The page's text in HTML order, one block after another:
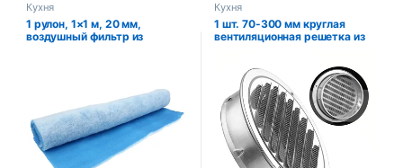
Кухня
1 рулон, 1×1 м, 20 мм,
воздушный фильтр из
распылителей, воздушный
фильтр, водонепроницаемая
панель извлечения материала
Кухня
1 шт. 70-300 мм круглая
вентиляционная решетка из
инструмент для вентиляции
наружных стен